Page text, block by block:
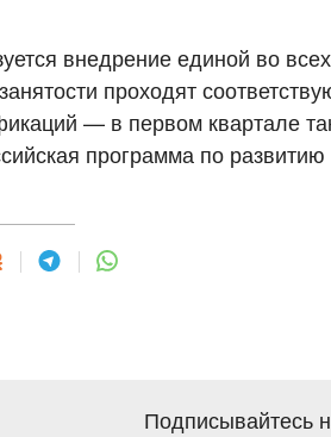
внедрение единой во
проходят
— в первом квартале
программа по
Подписывайтесь